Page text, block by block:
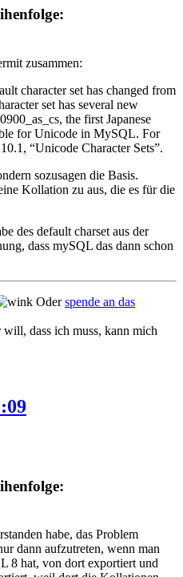
zusammen:
character set has changed from
set has several new
the first Japanese
for Unicode in MySQL. For
“Unicode Character Sets”.
sozusagen die Basis.
Kollation zu aus, die es für die
des default charset aus der
dass mySQL das dann schon
Oderspende an das
dass ich muss, kann mich
habe, das Problem
dann aufzutreten, wenn man
8 hat, von dort exportiert und